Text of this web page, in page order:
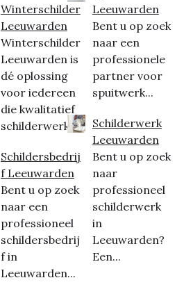
Winterschilder
Leeuwarden
Winterschilder
Leeuwarden is
dé oplossing
voor iedereen
die kwalitatief
schilderwerk...
Schildersbedrij
f Leeuwarden
Bent u op zoek
naar een
professioneel
schildersbedrij
f in
Leeuwarden...
Leeuwarden
Bent u op zoek
naar een
professionele
partner voor
spuitwerk...
Schilderwerk
Leeuwarden
Bent u op zoek
naar
professioneel
schilderwerk
in
Leeuwarden?
Een...